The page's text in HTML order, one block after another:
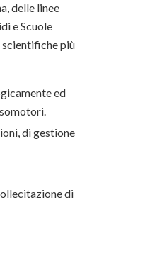
delle linee
e Scuole
scientifiche più
ed
di gestione
di